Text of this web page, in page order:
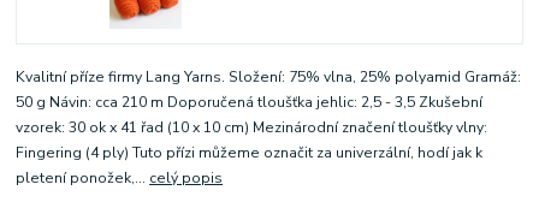
Kvalitní příze firmy Lang Yarns. Složení: 75% vlna, 25% polyamid Gramáž:
50 g Návin: cca 210 m Doporučená tloušťka jehlic: 2,5 - 3,5 Zkušební
vzorek: 30 ok x 41 řad (10 x 10 cm) Mezinárodní značení tloušťky vlny:
Fingering (4 ply) Tuto přízi můžeme označit za univerzální, hodí jak k
pletení ponožek,... celý popis